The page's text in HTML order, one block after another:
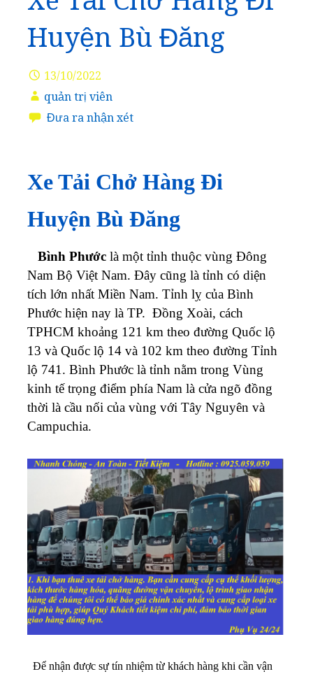
Huyện Bù Đăng
13/10/2022
quản trị viên
Đưa ra nhận xét
Xe Tải Chở Hàng Đi
Huyện Bù Đăng
Bình Phước là một tỉnh thuộc vùng Đông
Nam Bộ Việt Nam. Đây cũng là tỉnh có diện
tích lớn nhất Miền Nam. Tỉnh lỵ của Bình
Phước hiện nay là TP. Đồng Xoài, cách
TPHCM khoảng 121 km theo đường Quốc lộ
13 và Quốc lộ 14 và 102 km theo đường Tỉnh
lộ 741. Bình Phước là tỉnh nằm trong Vùng
kinh tế trọng điểm phía Nam là cửa ngõ đồng
thời là cầu nối của vùng với Tây Nguyên và
Campuchia.
Để nhận được sự tín nhiệm từ khách hàng khi cần vận